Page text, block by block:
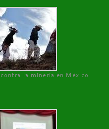
la minería en México